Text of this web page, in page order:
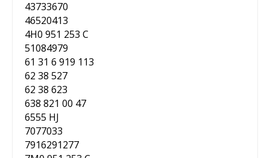
43733670
46520413
4H0 951 253 C
51084979
61 31 6 919 113
62 38 527
62 38 623
638 821 00 47
6555 HJ
7077033
7916291277